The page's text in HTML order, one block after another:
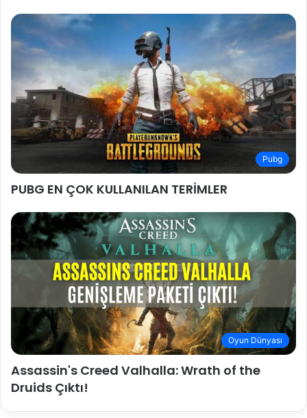
Pubg
PUBG EN ÇOK KULLANILAN TERİMLER
Oyun Dünyası
Assassin's Creed Valhalla: Wrath of the
Druids Çıktı!